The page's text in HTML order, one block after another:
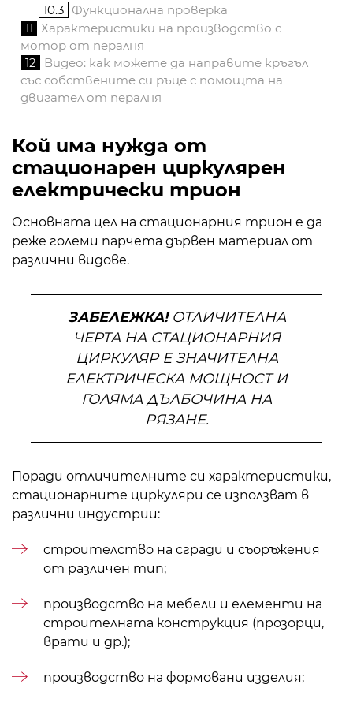
10.3 Функционална проверка
11 Характеристики на производство с
мотор от пералня
12
Видео: как можете да направите кръгъл
със собствените си ръце с помощта на
двигател от пералня
Кой има нужда от
стационарен циркулярен
електрически трион
Основната цел на стационарния трион е да
реже големи парчета дървен материал от
различни видове.
ЗАБЕЛЕЖКА!ОТЛИЧИТЕЛНА
ЧЕРТА НА СТАЦИОНАРНИЯ
ЦИРКУЛЯР Е ЗНАЧИТЕЛНА
ЕЛЕКТРИЧЕСКА МОЩНОСТ И
ГОЛЯМА ДЪЛБОЧИНА НА
РЯЗАНЕ.
Поради отличителните си характеристики,
стационарните циркуляри се използват в
различни индустрии:
строителство на сгради и съоръжения
от различен тип;
производство на мебели и елементи на
строителната конструкция (прозорци,
врати и др.);
производство на формовани изделия;